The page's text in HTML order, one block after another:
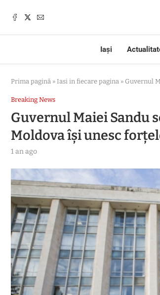
Iași
Prima pagină » Iasi in fiecare pagina » Guvernul
Breaking News
Guvernul Maiei Sandu
Moldova își unesc
1 an ago